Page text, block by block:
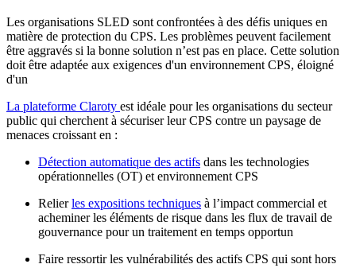
Les organisations SLED sont confrontées à des défis uniques en
matière de protection du CPS. Les problèmes peuvent facilement
être aggravés si la bonne solution n’est pas en place. Cette solution
doit être adaptée aux exigences d'un environnement CPS, éloigné
d'un
La plateforme Claroty est idéale pour les organisations du secteur
public qui cherchent à sécuriser leur CPS contre un paysage de
menaces croissant en :
Détection automatique des actifs dans les technologies
opérationnelles (OT) et environnement CPS
Relierles expositions techniques à l’impact commercial et
acheminer les éléments de risque dans les flux de travail de
gouvernance pour un traitement en temps opportun
Faire ressortir les vulnérabilités des actifs CPS qui sont hors